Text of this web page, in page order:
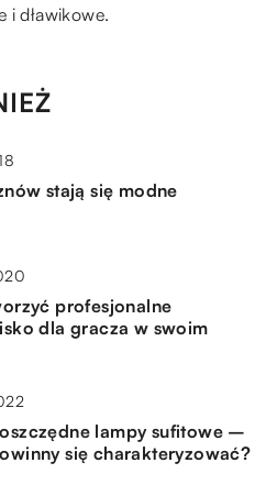
i dławikowe.
stają się modne
profesjonalne
dla gracza w swoim
lampy sufitowe –
się charakteryzować?